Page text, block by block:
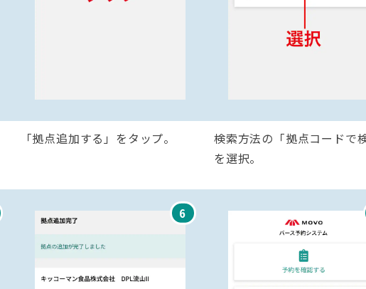
「拠点追加する」をタップ。
検索方法の「拠点コードで検
を選択。